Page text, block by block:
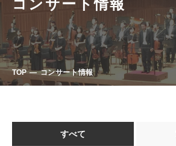
コンサート情報
TOP コンサート情報
すべて